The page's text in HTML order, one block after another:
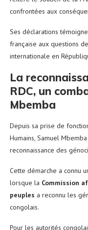
confrontées aux
Ses déclarations
française aux questions
internationale en
La
RDC, un
Mbemba
Depuis sa prise de
Humains, Samuel
reconnaissance des
Cette démarche a connu
lorsque la Commission
peuples a reconnu les
congolais.
Pour les autorités